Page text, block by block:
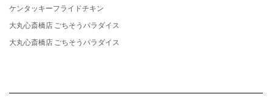
ケンタッキーフライドチキン
大丸心斎橋店 ごちそうパラダイス
大丸心斎橋店 ごちそうパラダイス